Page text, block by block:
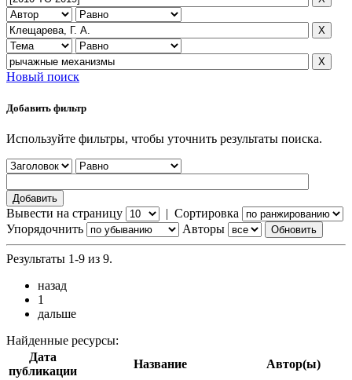
Новый поиск
Добавить фильтр
Используйте фильтры, чтобы уточнить результаты поиска.
Вывести на страницу | Сортировка
Упорядочнить
Авторы
Результаты 1-9 из 9.
назад
1
дальше
Найденные ресурсы:
Дата
публикации
Название Автор(ы)